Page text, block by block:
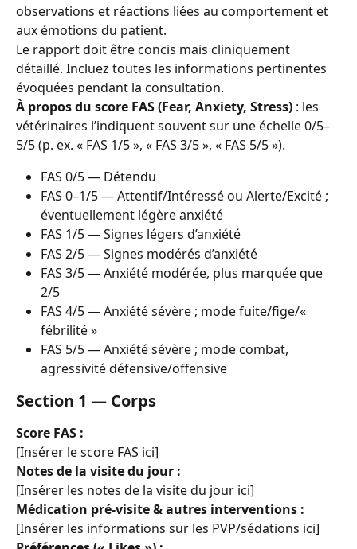
observations et réactions liées au comportement et
aux émotions du patient.
Le rapport doit être concis mais cliniquement
détaillé. Incluez toutes les informations pertinentes
évoquées pendant la consultation.
À propos du score FAS (Fear, Anxiety, Stress) : les
vétérinaires l’indiquent souvent sur une échelle 0/5–
5/5 (p. ex. « FAS 1/5 », « FAS 3/5 », « FAS 5/5 »).
FAS 0/5 — Détendu
FAS 0–1/5 — Attentif/Intéressé ou Alerte/Excité ;
éventuellement légère anxiété
FAS 1/5 — Signes légers d’anxiété
FAS 2/5 — Signes modérés d’anxiété
FAS 3/5 — Anxiété modérée, plus marquée que
2/5
FAS 4/5 — Anxiété sévère ; mode fuite/fige/«
fébrilité »
FAS 5/5 — Anxiété sévère ; mode combat,
agressivité défensive/offensive
Section 1 — Corps
Score FAS :
[Insérer le score FAS ici]
Notes de la visite du jour :
[Insérer les notes de la visite du jour ici]
Médication pré-visite & autres interventions :
[Insérer les informations sur les PVP/sédations ici]